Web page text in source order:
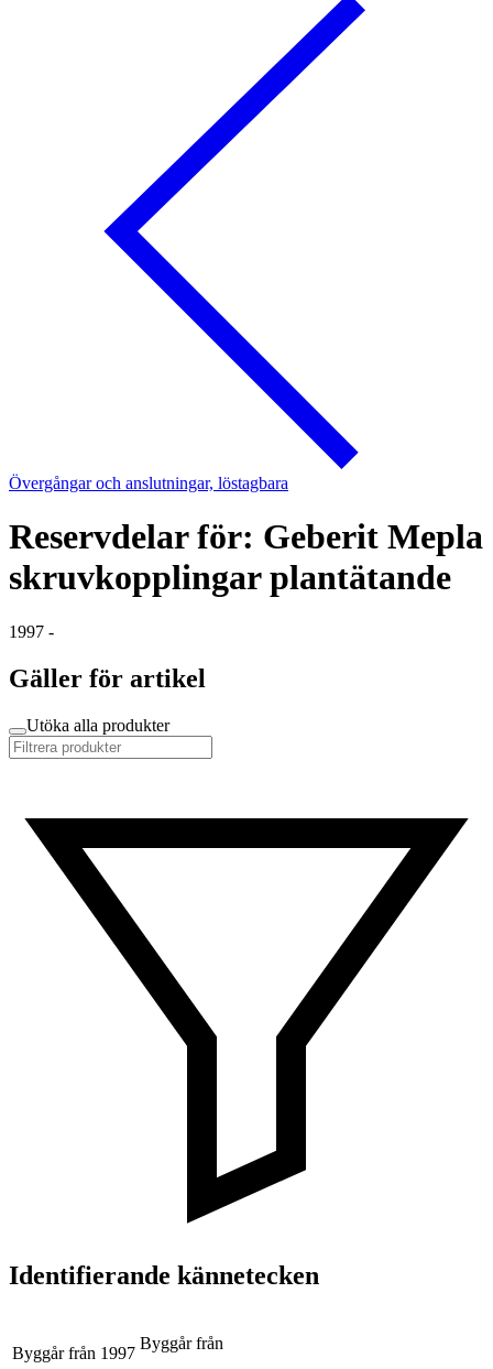
Övergångar och anslutningar, löstagbara
Reservdelar för: Geberit Mepla
skruvkopplingar plantätande
1997 -
Gäller för artikel
Utöka alla produkter
Identifierande kännetecken
Byggår från 1997
Byggår från